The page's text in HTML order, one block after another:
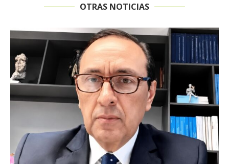
OTRAS NOTICIAS